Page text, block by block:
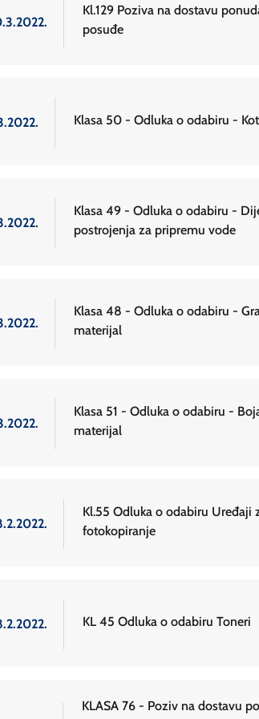
Kl.129 Poziva na dostavu
posuđe
Klasa 50 - Odluka o odabiru -
Klasa 49 - Odluka o odabiru -
postrojenja za pripremu vode
Klasa 48 - Odluka o odabiru -
materijal
Klasa 51 - Odluka o odabiru -
materijal
Kl.55 Odluka o odabiru Uređaji
fotokopiranje
KL 45 Odluka o odabiru Toneri
KLASA 76 - Poziv na dostavu